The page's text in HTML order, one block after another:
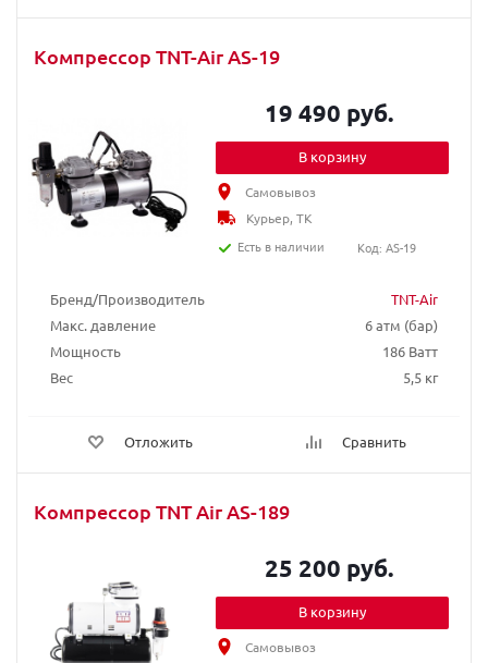
Компрессор TNT-Air AS-19
Бренд/Производитель
TNT-Air
Макс. давление
6 атм (бар)
Мощность
186 Ватт
Вес
5,5 кг
Отложить Сравнить
19 490 руб.
В корзину
Самовывоз
Курьер, ТК
Есть в наличии
Код: AS-19
Компрессор TNT Air AS-189
25 200 руб.
В корзину
Самовывоз